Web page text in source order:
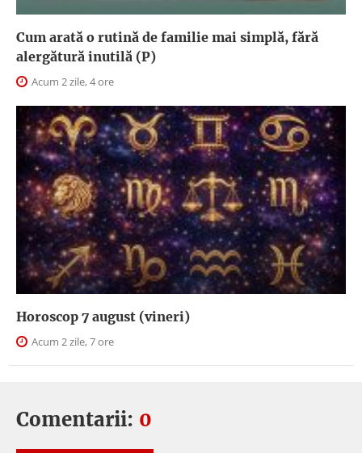
Cum arată o rutină de familie mai simplă, fără
alergătură inutilă (P)
Acum 2 zile, 4 ore
Horoscop 7 august (vineri)
Acum 2 zile, 7 ore
Comentarii: 0